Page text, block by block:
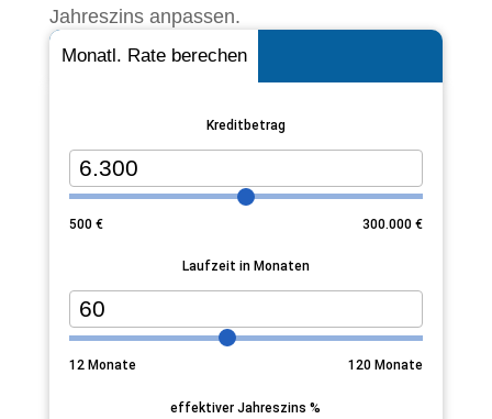
Jahreszins anpassen.
Monatl. Rate berechen
Kreditbetrag
500€ 300.000 €
Laufzeit in Monaten
12Monate 120 Monate
effektiver Jahreszins %